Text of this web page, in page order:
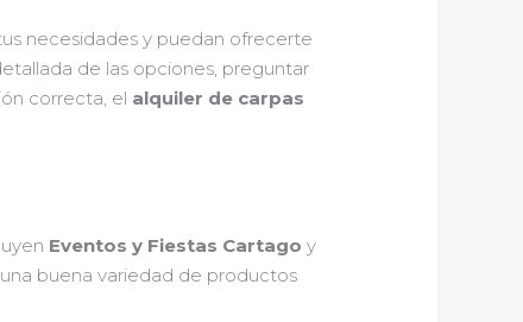
necesidades y puedan ofrecerte
de las opciones, preguntar
correcta, el alquiler de carpas
Eventos y Fiestas Cartago y
buena variedad de productos